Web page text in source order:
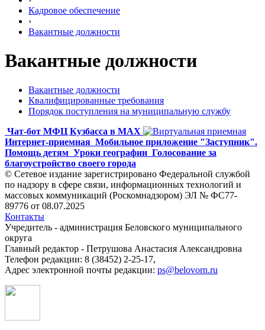
Кадровое обеспечение
›
Вакантные должности
Вакантные должности
Вакантные должности
Квалифицированные требования
Порядок поступления на муниципальную службу
Чат-бот МФЦ Кузбасса в MAX
Интернет-приемная Мобильное приложение "Заступник".
Помощь детям Уроки географии Голосование за
благоустройство своего города
© Сетевое издание зарегистрировано Федеральной службой
по надзору в сфере связи, информационных технологий и
массовых коммуникаций (Роскомнадзором) ЭЛ № ФС77-
89776 от 08.07.2025
Контакты
Учредитель - администрация Беловского муниципального
округа
Главный редактор - Петрушова Анастасия Александровна
Телефон редакции: 8 (38452) 2-25-17,
Адрес электронной почты редакции: ps@belovorn.ru